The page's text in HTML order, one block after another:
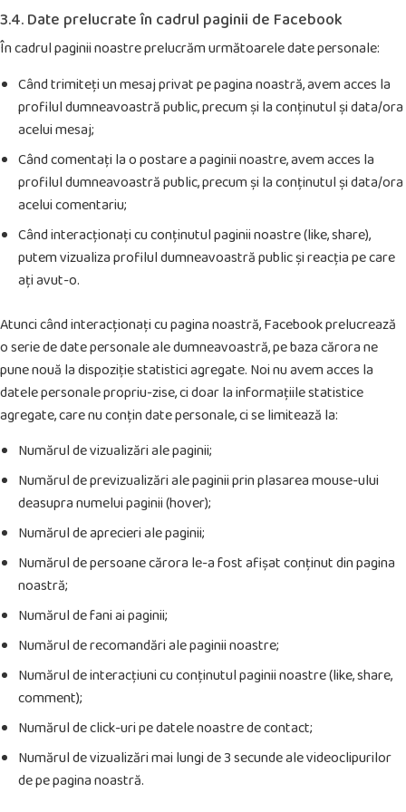
3.4. Date prelucrate în cadrul paginii de Facebook
În cadrul paginii noastre prelucrăm următoarele date personale:
Când trimiteți un mesaj privat pe pagina noastră, avem acces la
profilul dumneavoastră public, precum și la conținutul și data/ora
acelui mesaj;
Când comentați la o postare a paginii noastre, avem acces la
profilul dumneavoastră public, precum și la conținutul și data/ora
acelui comentariu;
Când interacționați cu conținutul paginii noastre (like, share),
putem vizualiza profilul dumneavoastră public și reacția pe care
ați avut-o.
Atunci când interacționați cu pagina noastră, Facebook prelucrează
o serie de date personale ale dumneavoastră, pe baza cărora ne
pune nouă la dispoziție statistici agregate. Noi nu avem acces la
datele personale propriu-zise, ci doar la informațiile statistice
agregate, care nu conțin date personale, ci se limitează la:
Numărul de vizualizări ale paginii;
Numărul de previzualizări ale paginii prin plasarea mouse-ului
deasupra numelui paginii (hover);
Numărul de aprecieri ale paginii;
Numărul de persoane cărora le-a fost afișat conținut din pagina
noastră;
Numărul de fani ai paginii;
Numărul de recomandări ale paginii noastre;
Numărul de interacțiuni cu conținutul paginii noastre (like, share,
comment);
Numărul de click-uri pe datele noastre de contact;
Numărul de vizualizări mai lungi de 3 secunde ale videoclipurilor
de pe pagina noastră.